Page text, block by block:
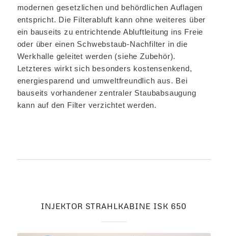
modernen gesetzlichen und behördlichen Auflagen
entspricht. Die Filterabluft kann ohne weiteres über
ein bauseits zu entrichtende Abluftleitung ins Freie
oder über einen Schwebstaub-Nachfilter in die
Werkhalle geleitet werden (siehe Zubehör).
Letzteres wirkt sich besonders kostensenkend,
energiesparend und umweltfreundlich aus. Bei
bauseits vorhandener zentraler Staubabsaugung
kann auf den Filter verzichtet werden.
INJEKTOR STRAHLKABINE ISK 650